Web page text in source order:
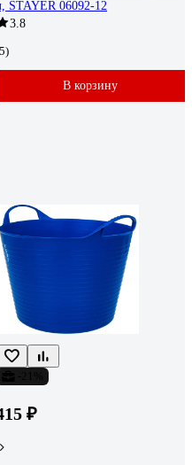
STAYER 06092-12
3.8
В корзину
₽